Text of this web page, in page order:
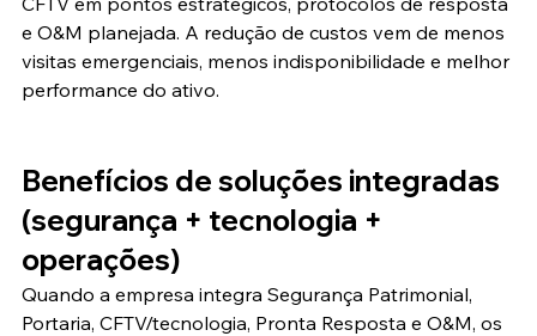
e O&M planejada. A redução de custos vem de menos
visitas emergenciais, menos indisponibilidade e melhor
performance do ativo.
Benefícios de soluções integradas
(segurança + tecnologia +
operações)
Quando a empresa integra Segurança Patrimonial,
Portaria, CFTV/tecnologia, Pronta Resposta e O&M, os